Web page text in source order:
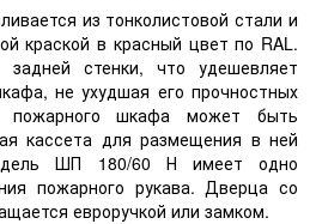
из тонколистовой стали и
краской в красный цвет по RAL.
стенки, что удешевляет
не ухудшая его прочностных
пожарного шкафа может быть
кассета для размещения в ней
ШП 180/60 Н имеет одно
пожарного рукава. Дверца со
евроручкой или замком.